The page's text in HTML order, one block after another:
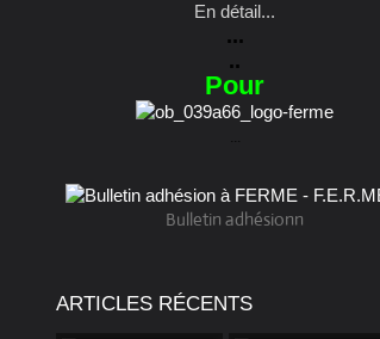
En détail...
...
..
Pour
Bulletin adhésionn
ARTICLES RÉCENTS